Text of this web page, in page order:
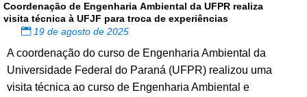
Coordenação de Engenharia Ambiental da UFPR realiza
visita técnica à UFJF para troca de experiências
19 de agosto de 2025
A coordenação do curso de Engenharia Ambiental da
Universidade Federal do Paraná (UFPR) realizou uma
visita técnica ao curso de Engenharia Ambiental e